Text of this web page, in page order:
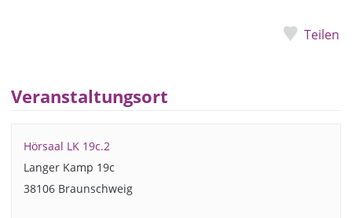
Teilen
Veranstaltungsort
Hörsaal LK 19c.2
Langer Kamp 19c
38106 Braunschweig